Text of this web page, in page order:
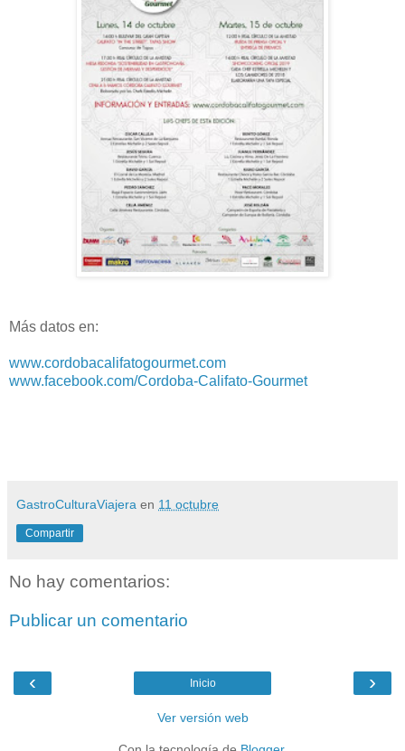
Más datos en:
www.cordobacalifatogourmet.com
www.facebook.com/Cordoba-Califato-Gourmet
GastroCulturaViajera en 11 octubre
Compartir
No hay comentarios:
Publicar un comentario
‹ ›
Inicio
Ver versión web